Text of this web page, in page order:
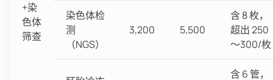
+染
色体
筛查
染色体检
测
（NGS）
3,200 5,500
含 8 枚，
超出 250
～300/枚
含 6 管，